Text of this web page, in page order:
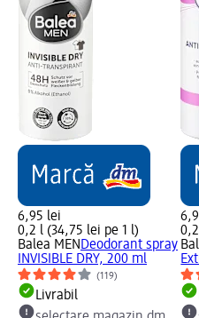
6,95 lei
0,2 l (34,75 lei pe 1 l)
Balea MENDeodorant spray
INVISIBLE DRY, 200 ml
(119)
Livrabil